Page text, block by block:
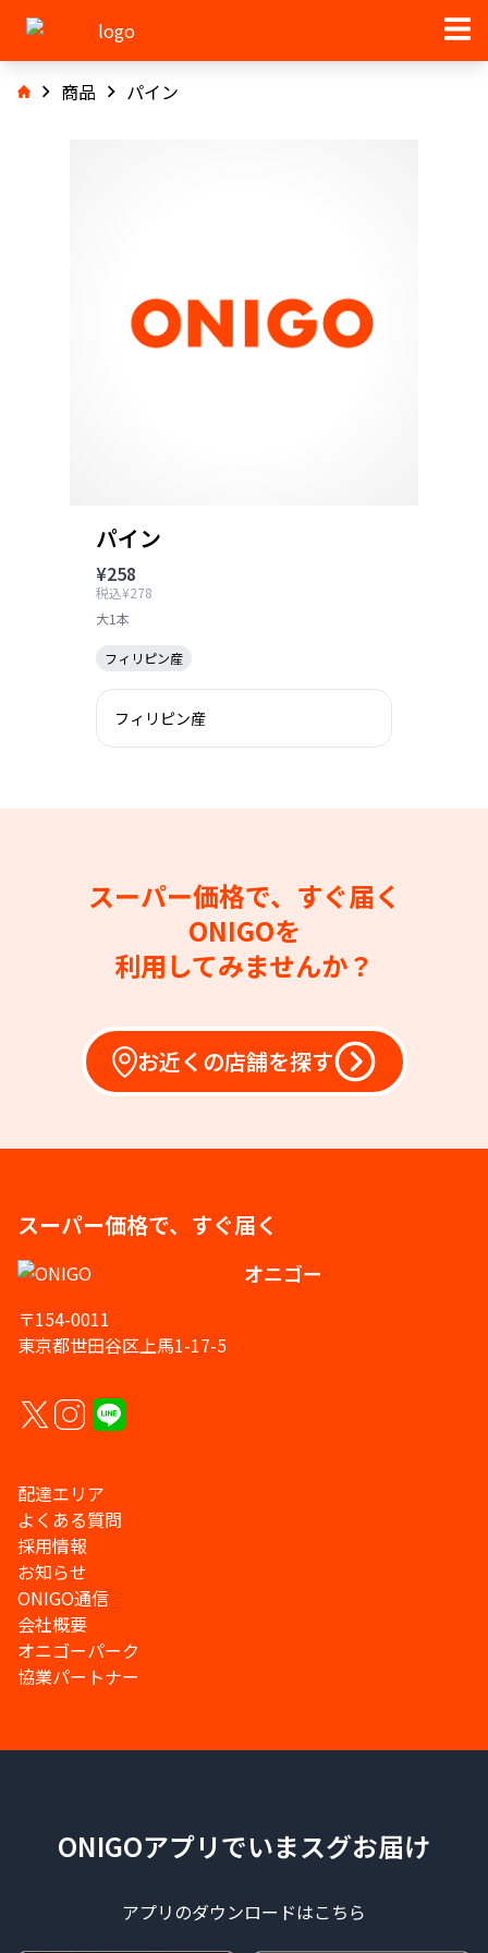
商品 パイン
パイン
¥258
税込¥278
大1本
フィリピン産
フィリピン産
スーパー価格で、すぐ届く
ONIGOを
利用してみませんか？
お近くの店舗を探す
スーパー価格で、すぐ届く
オニゴー
〒154-0011
東京都世田谷区上馬1-17-5
配達エリア
よくある質問
採用情報
お知らせ
ONIGO通信
会社概要
オニゴーパーク
協業パートナー
ONIGOアプリでいまスグお届け
アプリのダウンロードはこちら